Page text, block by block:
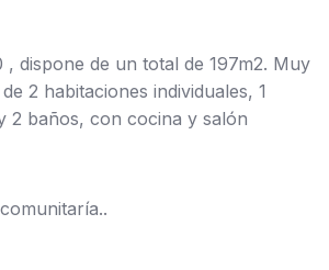
dispone de un total de 197m2. Muy
2 habitaciones individuales, 1
2 baños, con cocina y salón